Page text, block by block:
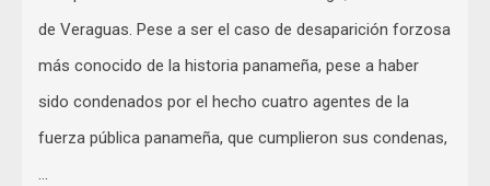
de Veraguas. Pese a ser el caso de desaparición forzosa
más conocido de la historia panameña, pese a haber
sido condenados por el hecho cuatro agentes de la
fuerza pública panameña, que cumplieron sus condenas,
…